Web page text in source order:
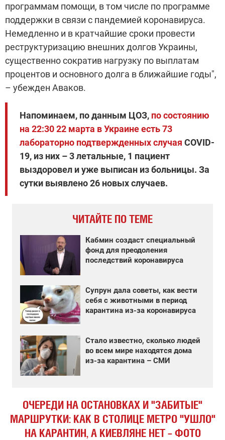
программам помощи, в том числе по программе
поддержки в связи с пандемией коронавируса.
Немедленно и в кратчайшие сроки провести
реструктуризацию внешних долгов Украины,
существенно сократив нагрузку по выплатам
процентов и основного долга в ближайшие годы",
– убежден Аваков.
Напоминаем, по данным ЦОЗ, по состоянию
на 22:30 22 марта в Украине есть 73
лабораторно подтвержденных случая COVID-
19, из них – 3 летальные, 1 пациент
выздоровел и уже выписан из больницы. За
сутки выявлено 26 новых случаев.
ЧИТАЙТЕ ПО ТЕМЕ
Кабмин создаст специальный
фонд для преодоления
последствий коронавируса
Супрун дала советы, как вести
себя с животными в период
карантина из-за коронавируса
Стало известно, сколько людей
во всем мире находятся дома
из-за карантина – СМИ
ОЧЕРЕДИ НА ОСТАНОВКАХ И "ЗАБИТЫЕ"
МАРШРУТКИ: КАК В СТОЛИЦЕ МЕТРО "УШЛО"
НА КАРАНТИН, А КИЕВЛЯНЕ НЕТ – ФОТО